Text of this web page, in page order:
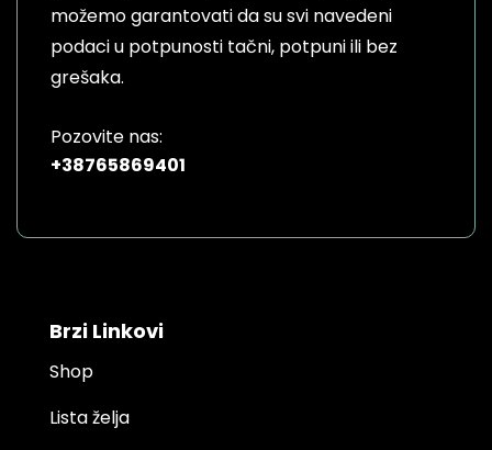
možemo garantovati da su svi navedeni
podaci u potpunosti tačni, potpuni ili bez
grešaka.
Pozovite nas:
+38765869401
Brzi Linkovi
Shop
Lista želja